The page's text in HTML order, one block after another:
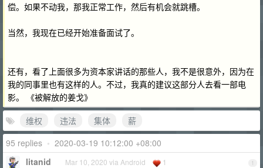
偿。如果不动我，那我正常工作，然后有机会就跳槽。
当然，我现在已经开始准备面试了。
还有，看了上面很多为资本家讲话的那些人，我不是很意外，因为在
我的同事里也有这样的人。不过，我真的建议这部分人去看一部电
影。 《被解放的姜戈》
维权
违法 集体
薪
95 replies • 2020-03-19 10:12:00 +08:00
1
litanid Mar 10, 2020 via Android 1